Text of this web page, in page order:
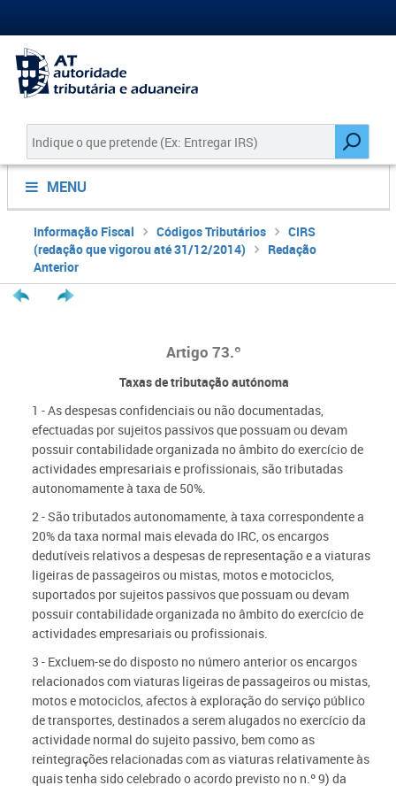
MENU
Informação Fiscal Códigos Tributários
CIRS
(redação que vigorou até 31/12/2014)
Redação
Anterior
Artigo 73.º
Taxas de tributação autónoma
1 - As despesas confidenciais ou não documentadas,
efectuadas por sujeitos passivos que possuam ou devam
possuir contabilidade organizada no âmbito do exercício de
actividades empresariais e profissionais, são tributadas
autonomamente à taxa de 50%.
2 - São tributados autonomamente, à taxa correspondente a
20% da taxa normal mais elevada do IRC, os encargos
dedutíveis relativos a despesas de representação e a viaturas
ligeiras de passageiros ou mistas, motos e motociclos,
suportados por sujeitos passivos que possuam ou devam
possuir contabilidade organizada no âmbito do exercício de
actividades empresariais ou profissionais.
3 - Excluem-se do disposto no número anterior os encargos
relacionados com viaturas ligeiras de passageiros ou mistas,
motos e motociclos, afectos à exploração do serviço público
de transportes, destinados a serem alugados no exercício da
actividade normal do sujeito passivo, bem como as
reintegrações relacionadas com as viaturas relativamente às
quais tenha sido celebrado o acordo previsto no n.º 9) da